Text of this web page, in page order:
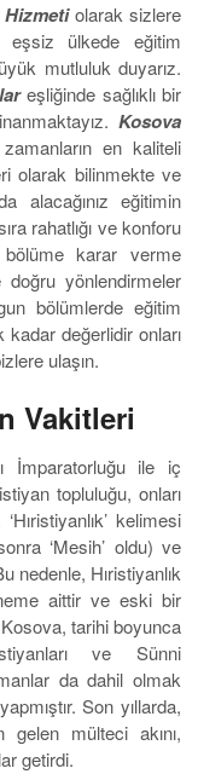
Hizmetiolarak sizlere
eşsiz ülkede eğitim
mutluluk duyarız.
eşliğinde sağlıklı bir
Kosova
en kaliteli
olarak bilinmekte ve
alacağınız eğitimin
rahatlığı ve konforu
bölüme karar verme
doğru yönlendirmeler
bölümlerde eğitim
değerlidir onları
ulaşın.
Vakitleri
İmparatorluğu ile iç
topluluğu, onları
kelimesi
‘Mesih’ oldu) ve
nedenle, Hıristiyanlık
aittir ve eski bir
tarihi boyunca
ve Sünni
da dahil olmak
Son yıllarda,
gelen mülteci akını,
getirdi.